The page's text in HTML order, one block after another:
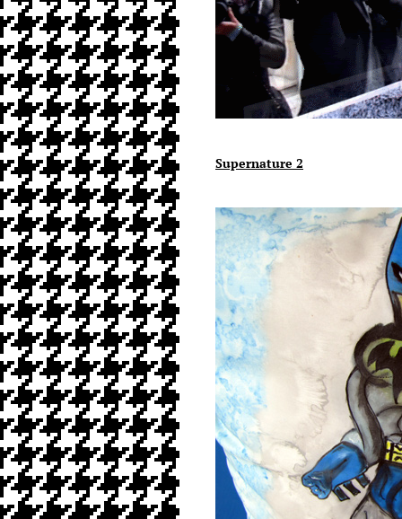
Supernature 2